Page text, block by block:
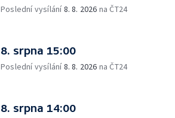
Poslední vysílání8. 8. 2026 na ČT24
8. srpna 15:00
Poslední vysílání8. 8. 2026 na ČT24
8. srpna 14:00